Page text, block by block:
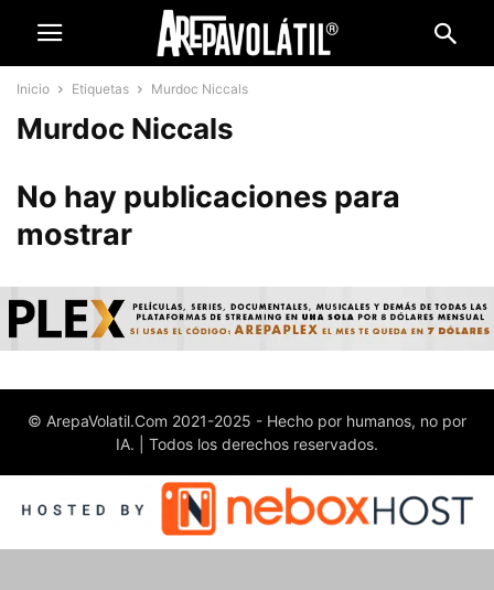
Inicio Etiquetas Murdoc Niccals
Murdoc Niccals
No hay publicaciones para
mostrar
© ArepaVolatil.Com 2021-2025 - Hecho por humanos, no por
IA. | Todos los derechos reservados.